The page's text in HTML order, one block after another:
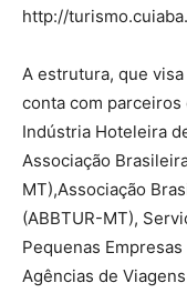
http://
A estrutura, que
conta com parceiros
Indústria Hoteleira
Associação
MT),Associação
(ABBTUR-MT),
Pequenas
Agências de